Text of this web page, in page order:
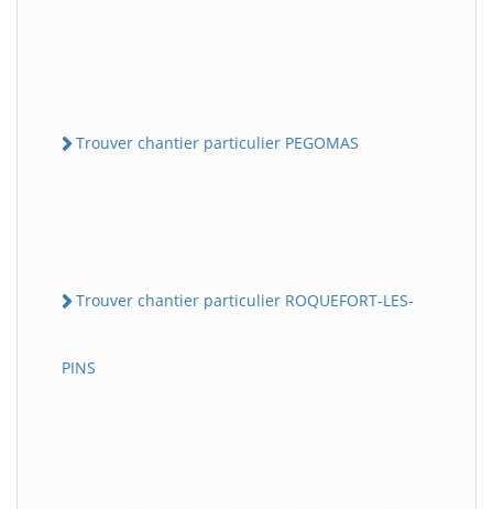
Trouver chantier particulier PEGOMAS
Trouver chantier particulier ROQUEFORT-LES-
PINS